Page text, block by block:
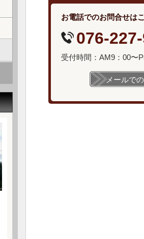
お電話でのお問合せは
076-
受付時間：AM9：00〜
メールで